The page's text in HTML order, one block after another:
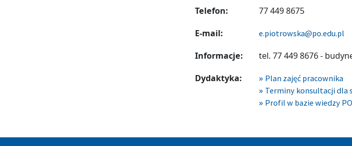
Telefon:
77 449 8675
E-mail:
e.piotrowska@po.edu.pl
Informacje:
tel. 77 449 8676 -
Dydaktyka:
Plan zajęć pracownika
Terminy konsultacji dla
Profil w bazie wiedzy PO